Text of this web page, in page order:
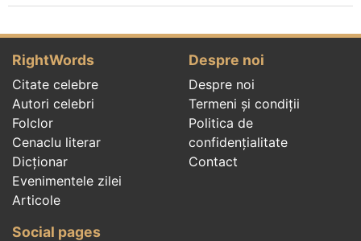
RightWords
Citate celebre
Autori celebri
Folclor
Cenaclu literar
Dicționar
Evenimentele zilei
Articole
Despre noi
Despre noi
Termeni și condiții
Politica de
confidenţialitate
Contact
Social pages